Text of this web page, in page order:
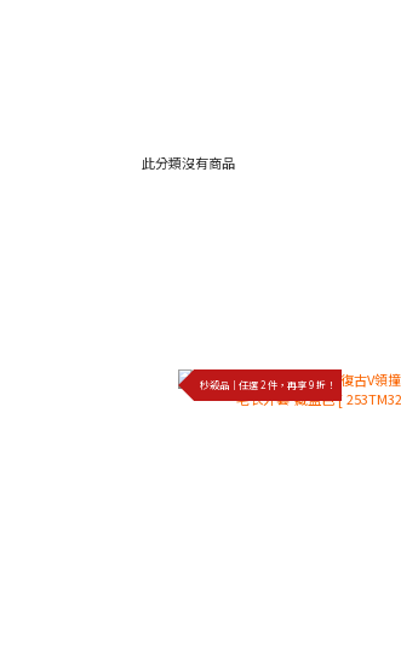
此分類沒有商品
秒殺品｜任選 2 件，再享 9 折！